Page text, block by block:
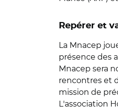
Repérer et
La Mnacep
présence des
Mnacep sera
rencontres et
mission de
L'association